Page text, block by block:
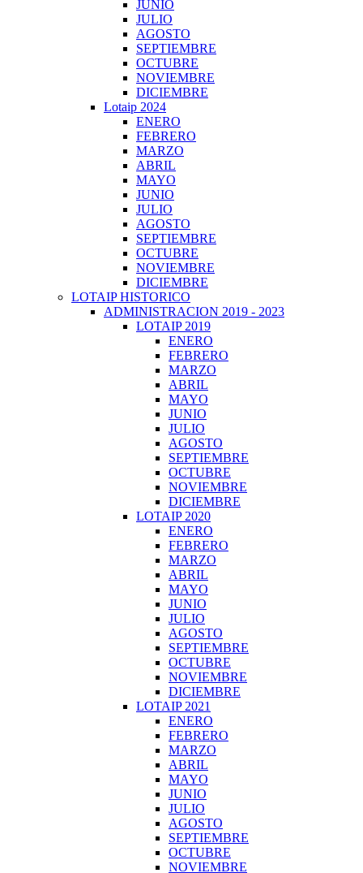
JUNIO
JULIO
AGOSTO
SEPTIEMBRE
OCTUBRE
NOVIEMBRE
DICIEMBRE
Lotaip 2024
ENERO
FEBRERO
MARZO
ABRIL
MAYO
JUNIO
JULIO
AGOSTO
SEPTIEMBRE
OCTUBRE
NOVIEMBRE
DICIEMBRE
LOTAIP HISTORICO
ADMINISTRACION 2019 - 2023
LOTAIP 2019
ENERO
FEBRERO
MARZO
ABRIL
MAYO
JUNIO
JULIO
AGOSTO
SEPTIEMBRE
OCTUBRE
NOVIEMBRE
DICIEMBRE
LOTAIP 2020
ENERO
FEBRERO
MARZO
ABRIL
MAYO
JUNIO
JULIO
AGOSTO
SEPTIEMBRE
OCTUBRE
NOVIEMBRE
DICIEMBRE
LOTAIP 2021
ENERO
FEBRERO
MARZO
ABRIL
MAYO
JUNIO
JULIO
AGOSTO
SEPTIEMBRE
OCTUBRE
NOVIEMBRE